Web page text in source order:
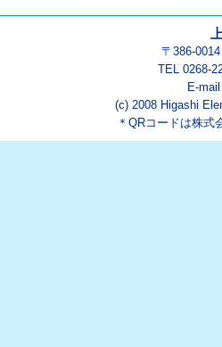
〒386-
TEL 0268-
E-
(c) 2008 Higashi
＊QRコードは株式